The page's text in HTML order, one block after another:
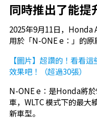
同時推出了能提
2025年9月11日，Honda
用於「N-ONE e：」的原
【圖片】超讚的！看看
效果吧！（超過30張）
N-ONE e：是Honda將
車，WLTC 模式下的最大
新車型。